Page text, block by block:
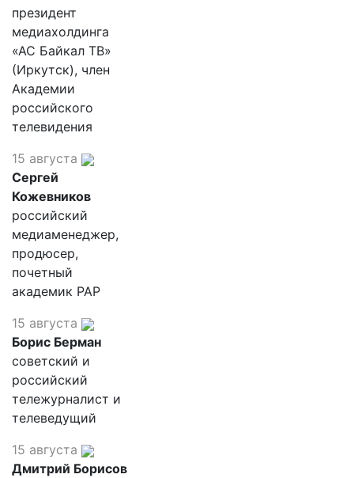
президент
медиахолдинга
«АС Байкал ТВ»
(Иркутск), член
Академии
российского
телевидения
15 августа
Сергей
Кожевников
российский
медиаменеджер,
продюсер,
почетный
академик РАР
15 августа
Борис Берман
советский и
российский
тележурналист и
телеведущий
15 августа
Дмитрий Борисов